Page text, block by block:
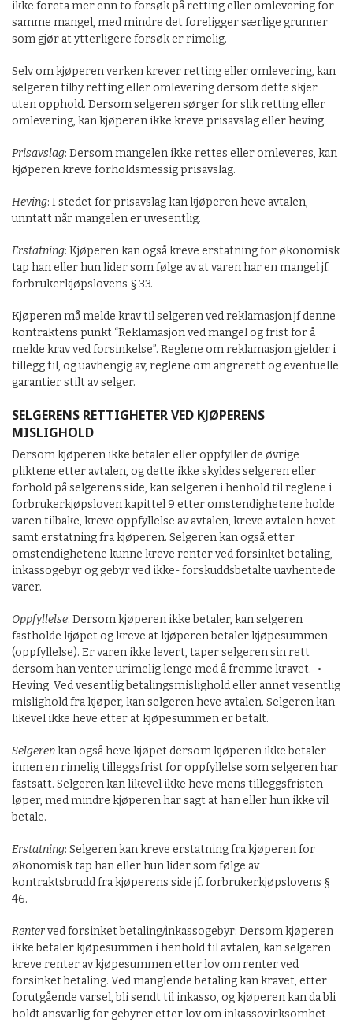
ikke foreta mer enn to forsøk på retting eller omlevering for
samme mangel, med mindre det foreligger særlige grunner
som gjør at ytterligere forsøk er rimelig.
Selv om kjøperen verken krever retting eller omlevering, kan
selgeren tilby retting eller omlevering dersom dette skjer
uten opphold. Dersom selgeren sørger for slik retting eller
omlevering, kan kjøperen ikke kreve prisavslag eller heving.
Prisavslag: Dersom mangelen ikke rettes eller omleveres, kan
kjøperen kreve forholdsmessig prisavslag.
Heving: I stedet for prisavslag kan kjøperen heve avtalen,
unntatt når mangelen er uvesentlig.
Erstatning: Kjøperen kan også kreve erstatning for økonomisk
tap han eller hun lider som følge av at varen har en mangel jf.
forbrukerkjøpslovens § 33.
Kjøperen må melde krav til selgeren ved reklamasjon jf denne
kontraktens punkt “Reklamasjon ved mangel og frist for å
melde krav ved forsinkelse”. Reglene om reklamasjon gjelder i
tillegg til, og uavhengig av, reglene om angrerett og eventuelle
garantier stilt av selger.
SELGERENS RETTIGHETER VED KJØPERENS
MISLIGHOLD
Dersom kjøperen ikke betaler eller oppfyller de øvrige
pliktene etter avtalen, og dette ikke skyldes selgeren eller
forhold på selgerens side, kan selgeren i henhold til reglene i
forbrukerkjøpsloven kapittel 9 etter omstendighetene holde
varen tilbake, kreve oppfyllelse av avtalen, kreve avtalen hevet
samt erstatning fra kjøperen. Selgeren kan også etter
omstendighetene kunne kreve renter ved forsinket betaling,
inkassogebyr og gebyr ved ikke- forskuddsbetalte uavhentede
varer.
Oppfyllelse: Dersom kjøperen ikke betaler, kan selgeren
fastholde kjøpet og kreve at kjøperen betaler kjøpesummen
(oppfyllelse). Er varen ikke levert, taper selgeren sin rett
dersom han venter urimelig lenge med å fremme kravet. •
Heving: Ved vesentlig betalingsmislighold eller annet vesentlig
mislighold fra kjøper, kan selgeren heve avtalen. Selgeren kan
likevel ikke heve etter at kjøpesummen er betalt.
Selgerenkan også heve kjøpet dersom kjøperen ikke betaler
innen en rimelig tilleggsfrist for oppfyllelse som selgeren har
fastsatt. Selgeren kan likevel ikke heve mens tilleggsfristen
løper, med mindre kjøperen har sagt at han eller hun ikke vil
betale.
Erstatning: Selgeren kan kreve erstatning fra kjøperen for
økonomisk tap han eller hun lider som følge av
kontraktsbrudd fra kjøperens side jf. forbrukerkjøpslovens §
46.
Renterved forsinket betaling/inkassogebyr: Dersom kjøperen
ikke betaler kjøpesummen i henhold til avtalen, kan selgeren
kreve renter av kjøpesummen etter lov om renter ved
forsinket betaling. Ved manglende betaling kan kravet, etter
forutgående varsel, bli sendt til inkasso, og kjøperen kan da bli
holdt ansvarlig for gebyrer etter lov om inkassovirksomhet